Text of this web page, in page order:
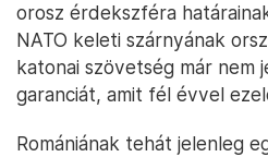
orosz érdekszféra
NATO keleti szárnyának
katonai szövetség már nem
garanciát, amit fél évvel
Romániának tehát jelenleg